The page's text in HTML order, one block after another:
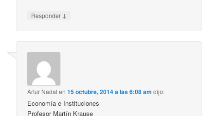
Responder ↓
Artur Nadal en15 octubre, 2014 a las 6:08 am dijo:
Economía e Instituciones
Profesor Martín Krause